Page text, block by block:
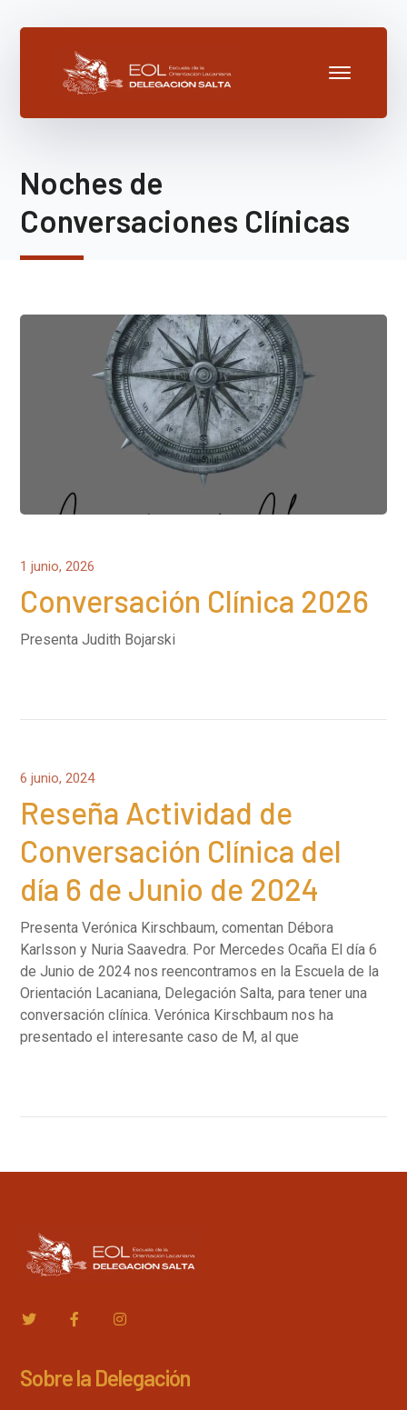
Noches de
Conversaciones Clínicas
1 junio, 2026
Conversación Clínica 2026
Presenta Judith Bojarski
6 junio, 2024
Reseña Actividad de
Conversación Clínica del
día 6 de Junio de 2024
Presenta Verónica Kirschbaum, comentan Débora
Karlsson y Nuria Saavedra. Por Mercedes Ocaña El día 6
de Junio de 2024 nos reencontramos en la Escuela de la
Orientación Lacaniana, Delegación Salta, para tener una
conversación clínica. Verónica Kirschbaum nos ha
presentado el interesante caso de M, al que
Sobre la Delegación